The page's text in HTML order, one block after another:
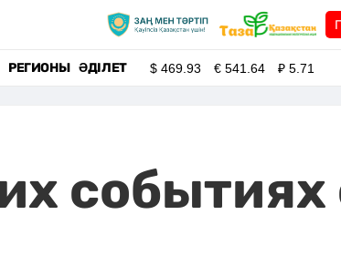
РЕГИОНЫ ӘДІЛЕТ $469.93 €541.64 ₽5.71
событиях